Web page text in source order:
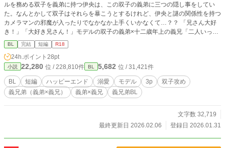
ルを務める双子を義弟に持つ伊央は、この双子の義弟に三つの隠し事をしてい
た。なんとかして双子はそれらを暴こうとするけれど、伊央と謎の関係性を持つ
カメラマンの邪魔が入ったりでなかなか上手くいかなくて…？？ 「兄さん大好
き！」「大好き兄さん！」モデルの双子の義弟×十二歳年上の義兄「二人いっぺ
んは無理です」ーー今日も三人は仲良しです。
BL 完結 短編 R18
24h.ポイント 28pt
小説 22,280 位 / 228,810件 BL 5,682 位 / 31,421件
BL 短編 ハッピーエンド 溺愛 モデル 3p
双子攻め
義兄弟（義弟×義兄）
義弟×義兄 義兄弟BL
文字数 32,719
最終更新日 2026.02.06
登録日 2026.01.31